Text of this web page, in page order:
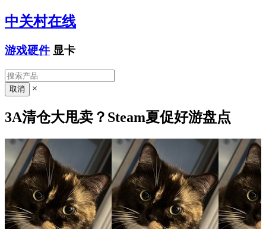
中关村在线
游戏硬件 显卡
×
3A清仓大甩卖？Steam夏促好游盘点